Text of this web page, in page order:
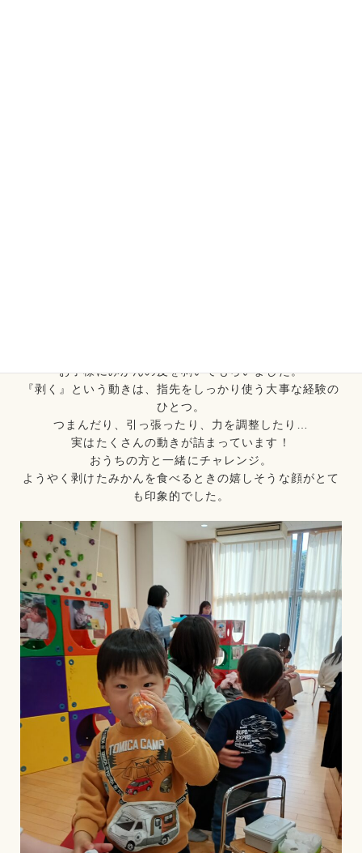
お子様にみかんの皮を剥いてもらいました。
『剥く』という動きは、指先をしっかり使う大事な経験の
ひとつ。
つまんだり、引っ張ったり、力を調整したり…
実はたくさんの動きが詰まっています！
おうちの方と一緒にチャレンジ。
ようやく剥けたみかんを食べるときの嬉しそうな顔がとて
も印象的でした。